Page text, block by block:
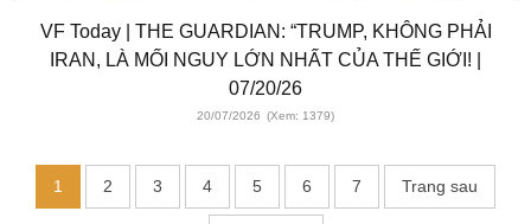
VF Today | THE GUARDIAN: “TRUMP, KHÔNG PHẢI
IRAN, LÀ MỐI NGUY LỚN NHẤT CỦA THẾ GIỚI! |
07/20/26
20/07/2026 (Xem: 1379)
1 2 3 4 5 6 7 Trang sau